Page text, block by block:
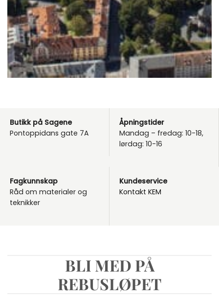
Butikk på Sagene
Pontoppidans gate 7A
Åpningstider
Mandag – fredag: 10-18,
lørdag: 10-16
Fagkunnskap
Råd om materialer og
teknikker
Kundeservice
Kontakt KEM
BLI MED PÅ
REBUSLØPET